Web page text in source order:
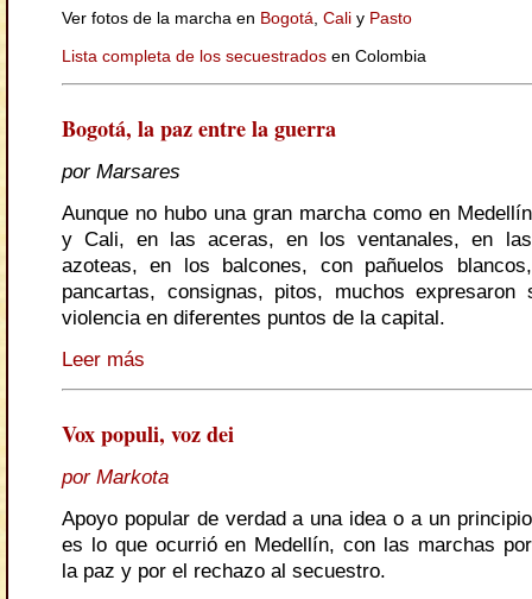
Ver fotos de la marcha en Bogotá, Cali y Pasto
Lista completa de los secuestrados en Colombia
Bogotá, la paz entre la guerra
por Marsares
Aunque no hubo una gran marcha como en Medellín
y Cali, en las aceras, en los ventanales, en las
azoteas, en los balcones, con pañuelos blancos,
pancartas, consignas, pitos, muchos
violencia en diferentes puntos de la capital.
Leer más
Vox populi, voz dei
por Markota
Apoyo popular de verdad a una idea o a un principio
es lo que ocurrió en Medellín, con las marchas por
la paz y por el rechazo al secuestro.